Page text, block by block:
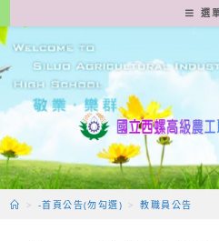
轉
至
要
容
選
> -首頁公告(勿勾選) > 教職員公告